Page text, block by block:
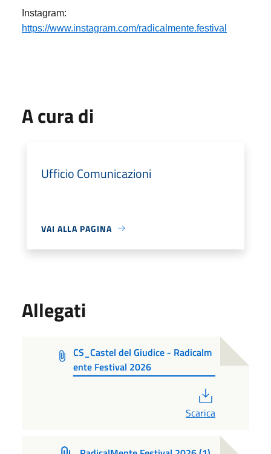
Instagram:
https://www.instagram.com/radicalmente.festival
A cura di
Ufficio Comunicazioni
VAI ALLA PAGINA
Allegati
CS_Castel del Giudice - Radicalm
ente Festival 2026
Scarica